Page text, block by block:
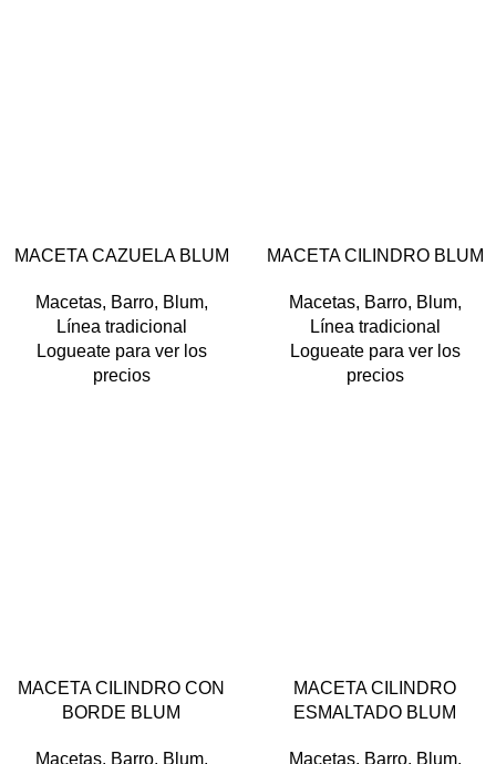
MACETA CAZUELA BLUM
Macetas, Barro, Blum,
Línea tradicional
Logueate para ver los
precios
MACETA CILINDRO BLUM
Macetas, Barro, Blum,
Línea tradicional
Logueate para ver los
precios
MACETA CILINDRO CON
BORDE BLUM
Macetas, Barro, Blum,
BLANCO GRIS NEGRO
MACETA CILINDRO
ESMALTADO BLUM
Macetas, Barro, Blum,